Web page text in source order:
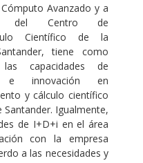
Avanzado y a
del Centro de
Científico de la
tiene como
capacidades de
e innovación en
y cálculo científico
Igualmente,
de I+D+i en el área
con la empresa
a las necesidades y